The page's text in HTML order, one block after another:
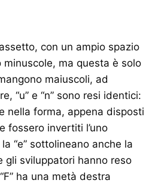
con un ampio spazio
ma questa è solo
maiuscoli, ad
“u” e “n” sono resi identici:
nella forma, appena disposti
fossero invertiti l’uno
“e” sottolineano anche la
gli sviluppatori hanno reso
ha una metà destra